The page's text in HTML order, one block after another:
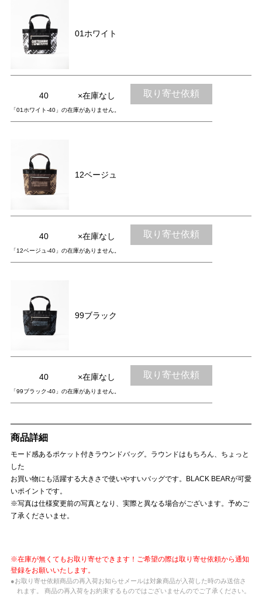
01ホワイト
40 ×在庫なし 取り寄せ依頼
「01ホワイト-40」の在庫がありません。
12ベージュ
40 ×在庫なし 取り寄せ依頼
「12ベージュ-40」の在庫がありません。
99ブラック
40 ×在庫なし 取り寄せ依頼
「99ブラック-40」の在庫がありません。
商品詳細
モード感あるポケット付きラウンドバッグ。ラウンドはもちろん、ちょっと
した
お買い物にも活躍する大きさで使いやすいバッグです。BLACK BEARが可愛
いポイントです。
※写真は仕様変更前の写真となり、実際と異なる場合がございます。予めご
了承くださいませ。
※在庫が無くてもお取り寄せできます！ご希望の際は取り寄せ依頼から通知
登録をお願いいたします。
●お取り寄せ依頼商品の再入荷お知らせメールは対象商品が入荷した時のみ送信さ
れます。 商品の再入荷をお約束するものではございませんのでご了承ください。